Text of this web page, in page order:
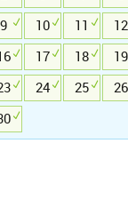
9 10 11 12
17 18 19
24 25 26